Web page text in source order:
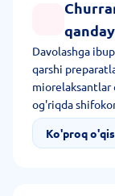
Davolashga
qarshi
miorelaksantlar
og'riqda
qilishi mumkin.
Ko'proq